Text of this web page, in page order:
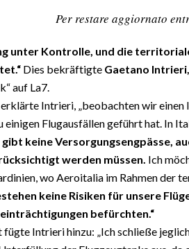
Per restare aggiornato
unter Kontrolle, und die
Dies bekräftigte Gaetano
auf La7.
erklärte Intrieri, „beobachten wir
einigen Flugausfällen geführt hat. In
gibt keine Versorgungsengpässe,
werden müssen. Ich
wo Aeroitalia im Rahmen der
keine Risiken für unsere
befürchten.“
fügte Intrieri hinzu: „Ich schließe